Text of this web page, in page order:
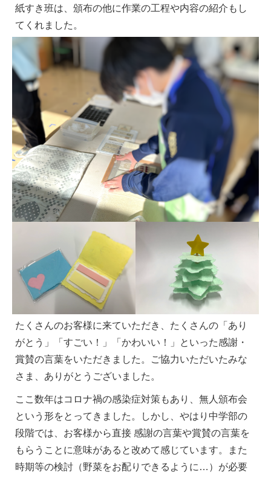
紙すき班は、頒布の他に作業の工程や内容の紹介もし
てくれました。
たくさんのお客様に来ていただき、たくさんの「あり
がとう」「すごい！」「かわいい！」といった感謝・
賞賛の言葉をいただきました。ご協力いただいたみな
さま、ありがとうございました。
ここ数年はコロナ禍の感染症対策もあり、無人頒布会
という形をとってきました。しかし、やはり中学部の
段階では、お客様から直接 感謝の言葉や賞賛の言葉を
もらうことに意味があると改めて感じています。また
時期等の検討（野菜をお配りできるように…）が必要